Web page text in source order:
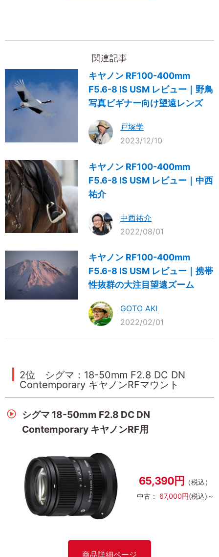
関連記事
キヤノン RF100-400mm
F5.6-8 IS USM レビュー｜野鳥
写真ビギナー向け望遠レンズ
戸塚学
2023/12/10
キヤノン RF100-400mm
F5.6-8 IS USM レビュー｜中西
祐介
中西祐介
2022/08/01
キヤノン RF100-400mm
F5.6-8 IS USM レビュー｜携帯
性抜群の大注目望遠ズーム
GOTO AKI
2022/02/01
2位 シグマ：18-50mm F2.8 DC DN
Contemporary キヤノンRFマウント
シグマ 18-50mm F2.8 DC DN
Contemporary キヤノンRF用
65,390円 （税込）
中古： 67,000円(税込)～
商品詳細ページ